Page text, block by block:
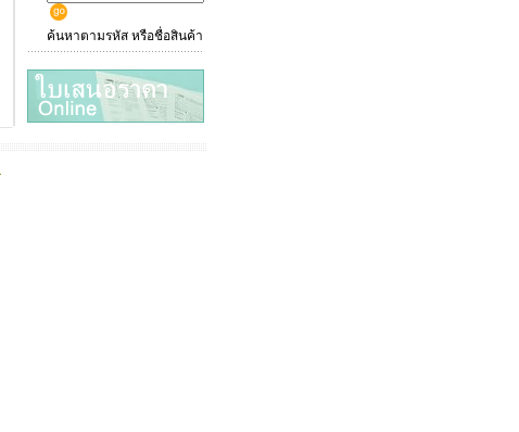
ค้นหาตามรหัส หรือชื่อสินค้า